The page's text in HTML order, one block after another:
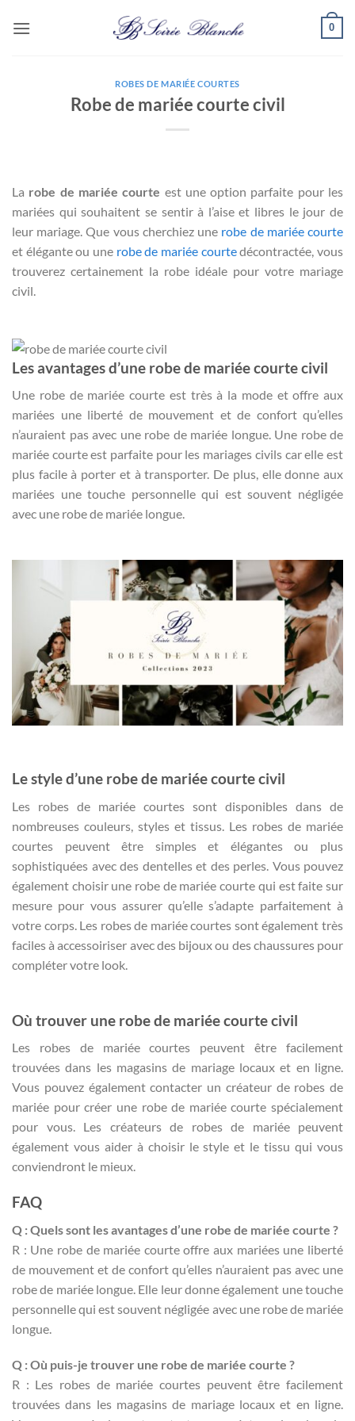
0
ROBES DE MARIÉE COURTES
Robe de mariée courte civil
La robe de mariée courte est une option parfaite pour les
mariées qui souhaitent se sentir à l’aise et libres le jour de
leur mariage. Que vous cherchiez une robe de mariée courte
et élégante ou une robe de mariée courtedécontractée, vous
trouverez certainement la robe idéale pour votre mariage
civil.
Les avantages d’une robe de mariée courte civil
Une robe de mariée courte est très à la mode et offre aux
mariées une liberté de mouvement et de confort qu’elles
n’auraient pas avec une robe de mariée longue. Une robe de
mariée courte est parfaite pour les mariages civils car elle est
plus facile à porter et à transporter. De plus, elle donne aux
mariées une touche personnelle qui est souvent négligée
avec une robe de mariée longue.
Le style d’une robe de mariée courte civil
Les robes de mariée courtes sont disponibles dans de
nombreuses couleurs, styles et tissus. Les robes de mariée
courtes peuvent être simples et élégantes ou plus
sophistiquées avec des dentelles et des perles. Vous pouvez
également choisir une robe de mariée courte qui est faite sur
mesure pour vous assurer qu’elle s’adapte parfaitement à
votre corps. Les robes de mariée courtes sont également très
faciles à accessoiriser avec des bijoux ou des chaussures pour
compléter votre look.
Où trouver une robe de mariée courte civil
Les robes de mariée courtes peuvent être facilement
trouvées dans les magasins de mariage locaux et en ligne.
Vous pouvez également contacter un créateur de robes de
mariée pour créer une robe de mariée courte spécialement
pour vous. Les créateurs de robes de mariée peuvent
également vous aider à choisir le style et le tissu qui vous
conviendront le mieux.
FAQ
Q : Quels sont les avantages d’une robe de mariée courte ?
R : Une robe de mariée courte offre aux mariées une liberté
de mouvement et de confort qu’elles n’auraient pas avec une
robe de mariée longue. Elle leur donne également une touche
personnelle qui est souvent négligée avec une robe de mariée
longue.
Q : Où puis-je trouver une robe de mariée courte ?
R : Les robes de mariée courtes peuvent être facilement
trouvées dans les magasins de mariage locaux et en ligne.